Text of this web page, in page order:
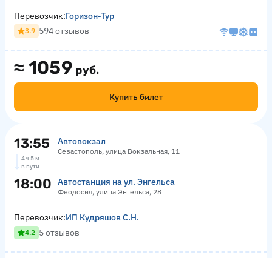
≈ 1059 руб.
Купить билет
Перевозчик:Горизон-Тур
3.9 594 отзывов
13:55 Автовокзал
Севастополь, улица Вокзальная, 11
4 ч 5 м
в пути
18:00 Автостанция на ул. Энгельса
Феодосия, улица Энгельса, 28
Перевозчик:ИП Кудряшов С.Н.
4.2 5 отзывов